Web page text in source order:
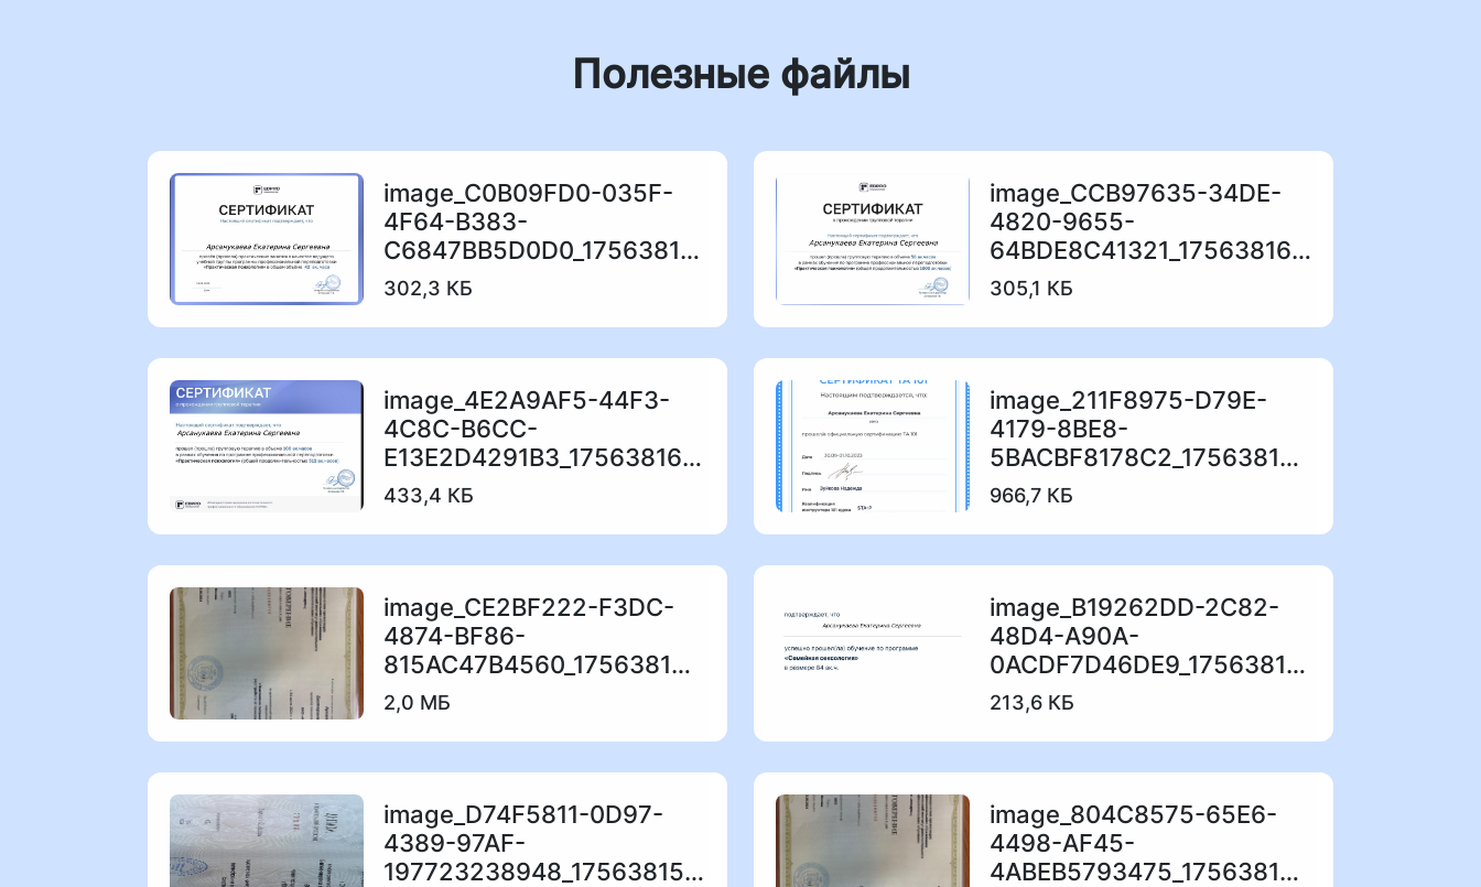
Полезные файлы
image_C0B09FD0-035F-
4F64-B383-
C6847BB5D0D0_1756381652.jpeg
302,3 КБ
image_CCB97635-34DE-
4820-9655-
64BDE8C41321_1756381624.jpeg
305,1 КБ
image_4E2A9AF5-44F3-
4C8C-B6CC-
E13E2D4291B3_1756381613.jpeg
433,4 КБ
image_211F8975-D79E-
4179-8BE8-
5BACBF8178C2_1756381595.jpeg
966,7 КБ
image_CE2BF222-F3DC-
4874-BF86-
815AC47B4560_1756381577.jpeg
2,0 МБ
image_B19262DD-2C82-
48D4-A90A-
0ACDF7D46DE9_1756381567.jpeg
213,6 КБ
image_D74F5811-0D97-
4389-97AF-
197723238948_1756381547.jpeg
image_804C8575-65E6-
4498-AF45-
4ABEB5793475_1756381506.jpeg